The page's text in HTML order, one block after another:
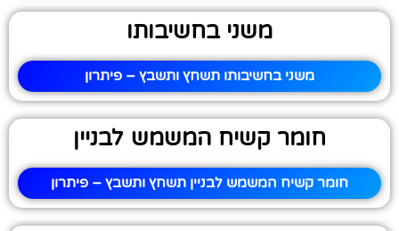
משני בחשיבותו
משני בחשיבותו תשחץ ותשבץ – פיתרון
חומר קשיח המשמש לבניין
חומר קשיח המשמש לבניין תשחץ ותשבץ – פיתרון